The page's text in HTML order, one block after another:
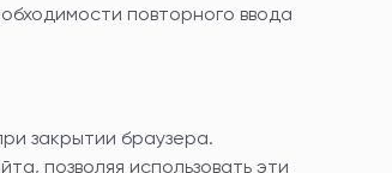
повторного ввода
закрытии браузера.
позволяя использовать эти